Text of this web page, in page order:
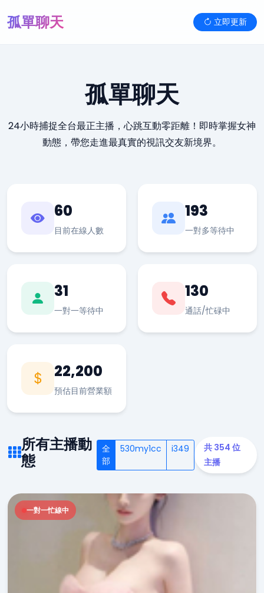
孤單聊天 立即更新
孤單聊天
24小時捕捉全台最正主播，心跳互動零距離！即時掌握女神
動態，帶您走進最真實的視訊交友新境界。
60
目前在線人數
193
一對多等待中
31
一對一等待中
130
通話/忙碌中
22,200
預估目前營業額
所有主播動
態
全
部
530my1cc i349
共 354 位
主播
一對一忙線中